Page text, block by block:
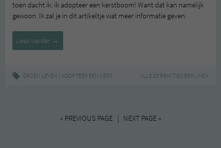
toen dacht ik: ik adopteer een kerstboom! Want dat kan namelijk
gewoon. Ik zal je in dit artikeltje wat meer informatie geven.
Lees verder Adopteer
een
→
GROEN LEVEN ADOPTEER EEN KERSTBOOM KERST
ALLE 25 REACTIES BEKIJKEN
« PREVIOUS PAGE | NEXT PAGE »